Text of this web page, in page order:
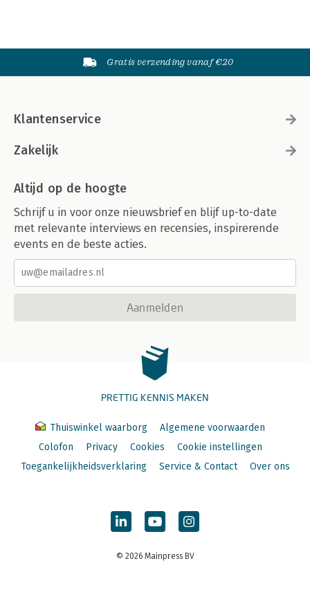
Gratis verzending vanaf €20
Klantenservice
Zakelijk
Altijd op de hoogte
Schrijf u in voor onze nieuwsbrief en blijf up-to-date
met relevante interviews en recensies, inspirerende
events en de beste acties.
Aanmelden
PRETTIG KENNIS MAKEN
Thuiswinkel waarborg
Algemene voorwaarden
Colofon
Privacy Cookies
Cookie instellingen
Toegankelijkheidsverklaring
Service & Contact Over ons
© 2026 Mainpress BV